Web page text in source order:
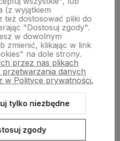
(z wyjątkiem
też dostosować pliki do
"Dostosuj zgody".
w dowolnym
zmienić, klikając w link
na dole strony.
przez nas plikach
danych
w Polityce prywatności.
tylko niezbędne
zgody